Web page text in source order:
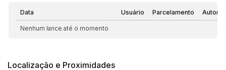
Data Usuário Parcelamento
Nenhum lance até o momento
Localização e Proximidades